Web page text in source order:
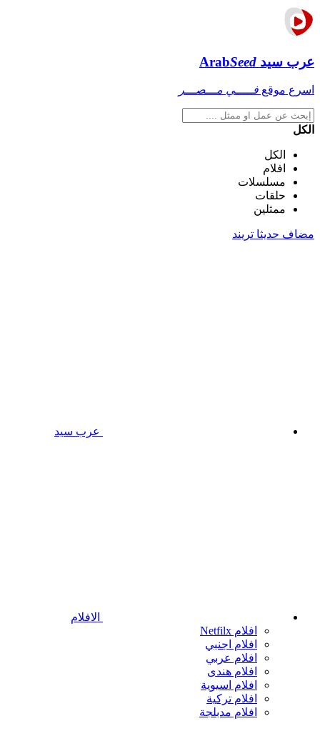
عرب سيد ArabSeed
اسرع موقع فـــــي مـــصـــر
الكل
الكل
افلام
مسلسلات
حلقات
ممثلين
مضاف حديثا تريند
عرب سيد
الافلام
افلام Netfilx
افلام اجنبي
افلام عربي
افلام هندى
افلام اسيوية
افلام تركية
افلام مدبلجة